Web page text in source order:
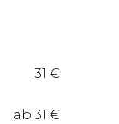
31 €
ab 31 €